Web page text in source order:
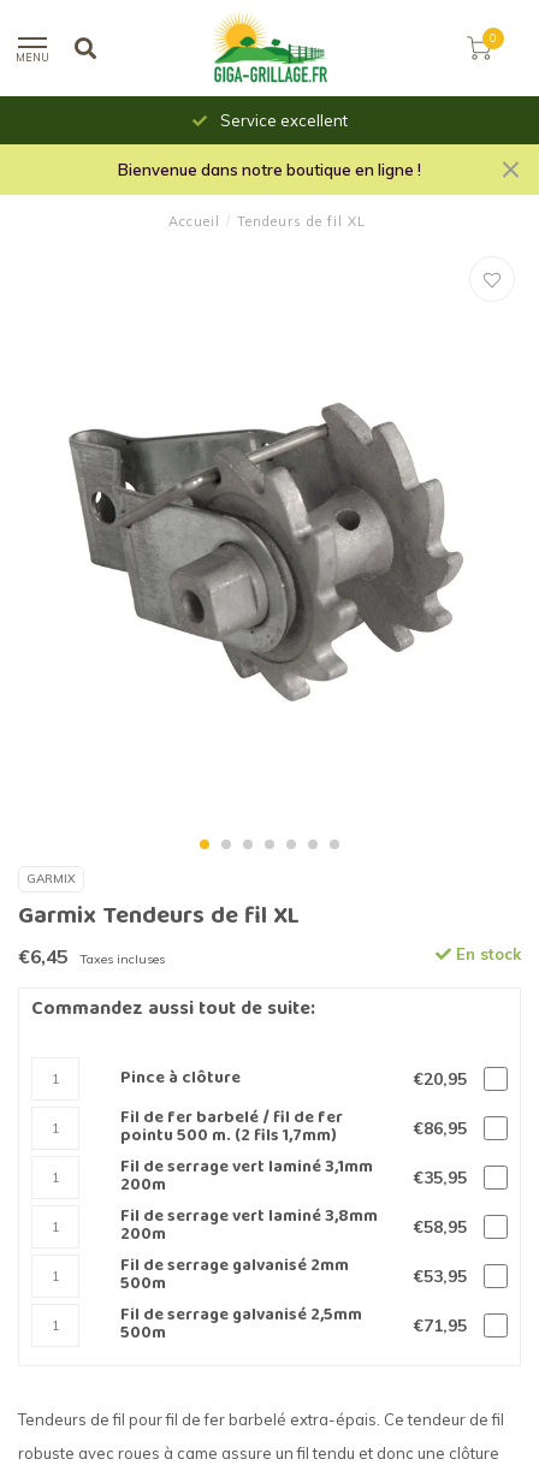
MENU
0
Service excellent
Bienvenue dans notre boutique en ligne !
Accueil / Tendeurs de fil XL
GARMIX
Garmix Tendeurs de fil XL
€6,45 Taxes incluses En stock
Commandez aussi tout de suite:
Pince à clôture €20,95
Fil de fer barbelé / fil de fer
pointu 500 m. (2 fils 1,7mm) €86,95
Fil de serrage vert laminé 3,1mm
200m €35,95
Fil de serrage vert laminé 3,8mm
200m €58,95
Fil de serrage galvanisé 2mm
500m €53,95
Fil de serrage galvanisé 2,5mm
500m €71,95
Tendeurs de fil pour fil de fer barbelé extra-épais. Ce tendeur de fil
robuste avec roues à came assure un fil tendu et donc une clôture